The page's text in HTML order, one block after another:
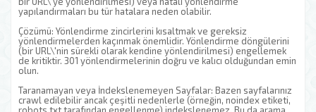
yapılandırmaları bu tür hatalara neden olabilir.
Çözümü: Yönlendirme zincirlerini kısaltmak ve gereksiz
yönlendirmelerden kaçınmak önemlidir. Yönlendirme döngülerini
(bir URL\'nin sürekli olarak kendine yönlendirilmesi) engellemek
de kritiktir. 301 yönlendirmelerinin doğru ve kalıcı olduğundan emin
olun.
Taranamayan veya İndekslenemeyen Sayfalar: Bazen sayfalarınız
crawl edilebilir ancak çeşitli nedenlerle (örneğin, noindex etiketi,